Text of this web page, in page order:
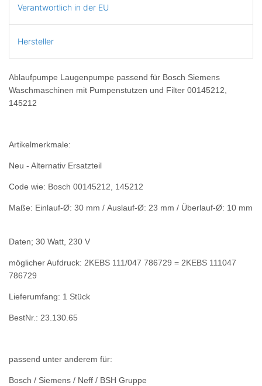
Verantwortlich in der EU
Hersteller
Ablaufpumpe Laugenpumpe passend für Bosch Siemens
Waschmaschinen mit Pumpenstutzen und Filter 00145212,
145212
Artikelmerkmale:
Neu - Alternativ Ersatzteil
Code wie: Bosch 00145212, 145212
Maße: Einlauf-Ø: 30 mm / Auslauf-Ø: 23 mm / Überlauf-Ø: 10 mm
Daten; 30 Watt, 230 V
möglicher Aufdruck: 2KEBS 111/047 786729 = 2KEBS 111047
786729
Lieferumfang: 1 Stück
BestNr.: 23.130.65
passend unter anderem für:
Bosch / Siemens / Neff / BSH Gruppe